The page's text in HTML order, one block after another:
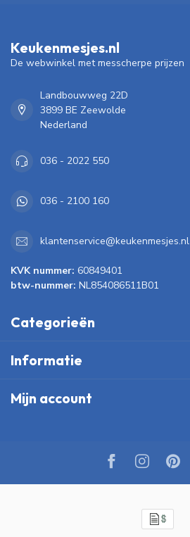
Keukenmesjes.nl
De webwinkel met messcherpe prijzen
Landbouwweg 22D
3899 BE Zeewolde
Nederland
036 - 2022 550
036 - 2100 160
klantenservice@keukenmesjes.nl
KVK nummer: 60849401
btw-nummer: NL854086511B01
Categorieën
Informatie
Mijn account